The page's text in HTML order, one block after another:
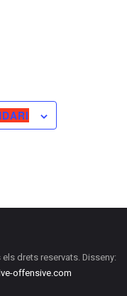
drets reservats. Disseny:
offensive.com